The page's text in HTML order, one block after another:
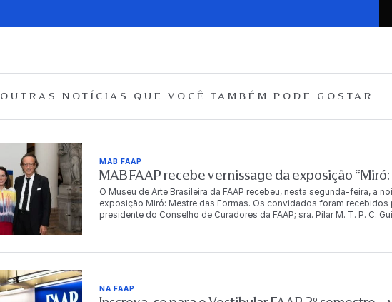
OUTRAS NOTÍCIAS QUE VOCÊ TAMBÉM PODE GOSTAR
MAB FAAP
MAB FAAP recebe vernissage da exposição
O Museu de Arte Brasileira da FAAP recebeu, nesta segunda-feira, a
exposição Miró: Mestre das Formas. Os convidados foram
presidente do Conselho de Curadores da FAAP; sra. Pilar M. T. P. C.
quero continuar a trabalhar no Brasil”, compartilha Joan Punyet Miró.
NA FAAP